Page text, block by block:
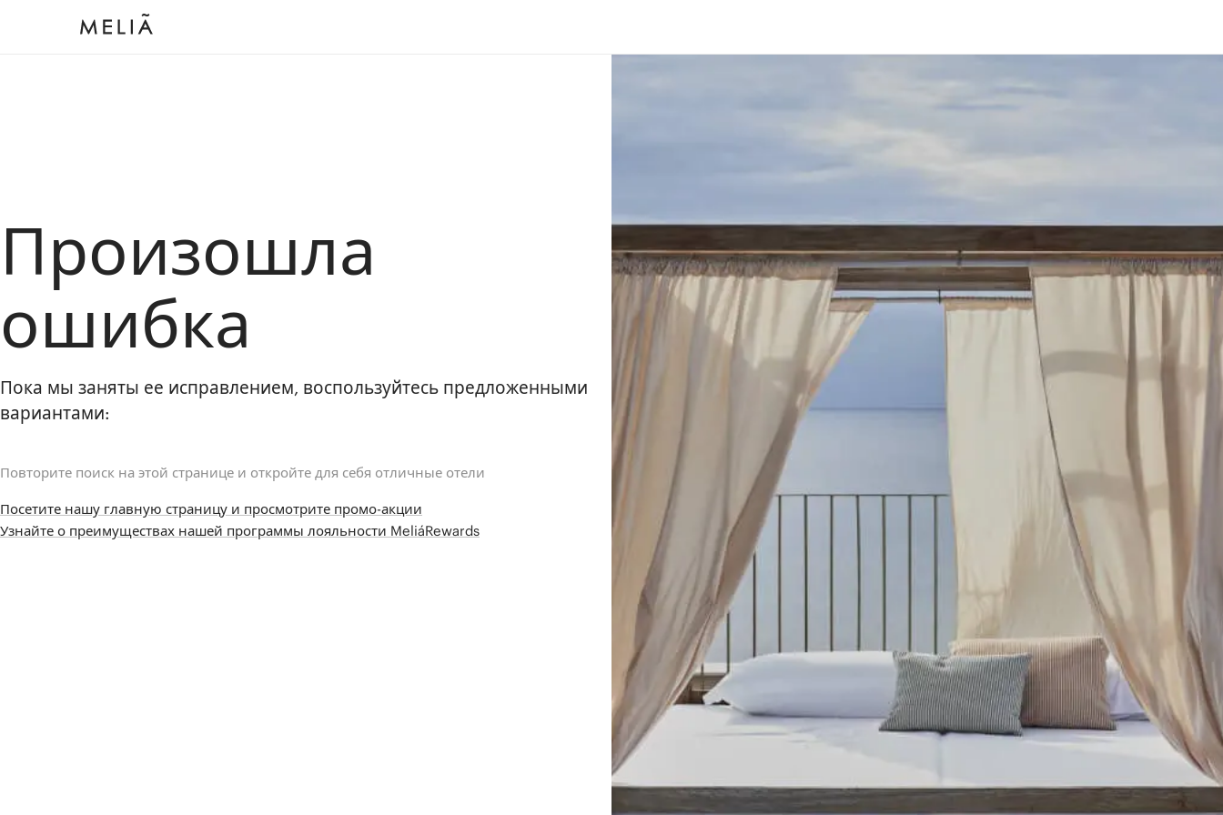
Произошла
ошибка
Пока мы заняты ее исправлением, воспользуйтесь предложенными
вариантами:
Повторите поиск на этой странице и откройте для себя отличные отели
Посетите нашу главную страницу и просмотрите промо-акции
Узнайте о преимуществах нашей программы лояльности MeliáRewards